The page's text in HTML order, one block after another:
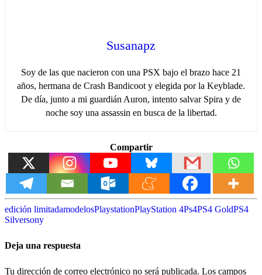
Susanapz
Soy de las que nacieron con una PSX bajo el brazo hace 21
años, hermana de Crash Bandicoot y elegida por la Keyblade.
De día, junto a mi guardián Auron, intento salvar Spira y de
noche soy una assassin en busca de la libertad.
Compartir
edición limitadamodelosPlaystationPlayStation 4Ps4PS4 GoldPS4
Silversony
Deja una respuesta
Tu dirección de correo electrónico no será publicada. Los campos